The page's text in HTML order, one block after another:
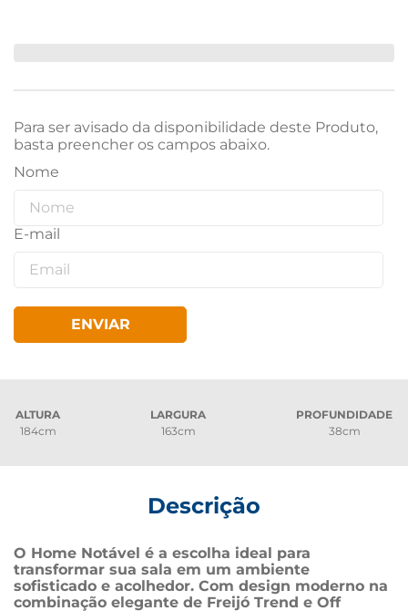
Para ser avisado da disponibilidade deste Produto,
basta preencher os campos abaixo.
ENVIAR
ALTURA
184cm
LARGURA
163cm
PROFUNDIDADE
38cm
Descrição
O Home Notável é a escolha ideal para
transformar sua sala em um ambiente
sofisticado e acolhedor. Com design moderno na
combinação elegante de Freijó Trend e Off